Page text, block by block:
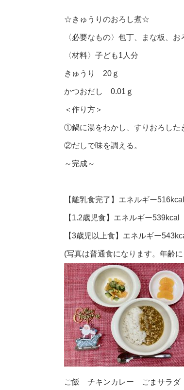
☆きゅうりのおろし煮☆
〈必要なもの〉包丁、まな板、お
〈材料〉子ども1人分
きゅうり 20ｇ
かつおだし 0.01ｇ
＜作り方＞
①鍋に湯をわかし、すりおろした
②だしで味を調える。
～完成～
【離乳食完了】エネルギー
【1.2歳児食】エネルギー
【3歳児以上食】エネルギー
(写真は普通食になります。年齢
ご飯 チキンカレー ごまサラ